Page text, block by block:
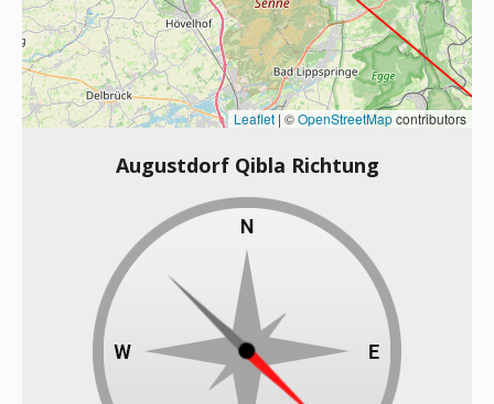
Leaflet | ©OpenStreetMapcontributors
Augustdorf Qibla Richtung